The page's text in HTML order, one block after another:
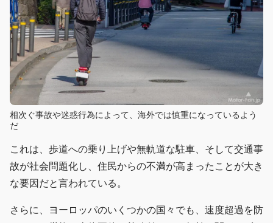
相次ぐ事故や迷惑行為によって、海外では慎重になっているよう
だ
これは、歩道への乗り上げや無軌道な駐車、そして交通事
故が社会問題化し、住民からの不満が高まったことが大き
な要因だと言われている。
さらに、ヨーロッパのいくつかの国々でも、速度超過を防